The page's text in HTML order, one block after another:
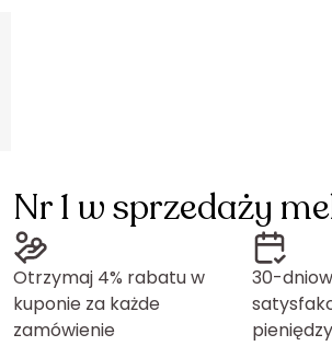
Nr 1 w sprzedaży
Otrzymaj 4% rabatu w
kuponie za każde
zamówienie
30-
pieniędzy